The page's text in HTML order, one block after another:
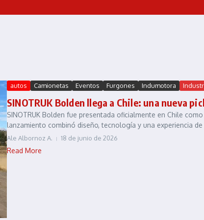
autos Camionetas Eventos Furgones Indumotora
SINOTRUK Bolden llega a Chile: una nueva
SINOTRUK Bolden fue presentada oficialmente en Chile
lanzamiento combinó diseño, tecnología y una experiencia
Ale Albornoz A. 18 de junio de 2026
Read More